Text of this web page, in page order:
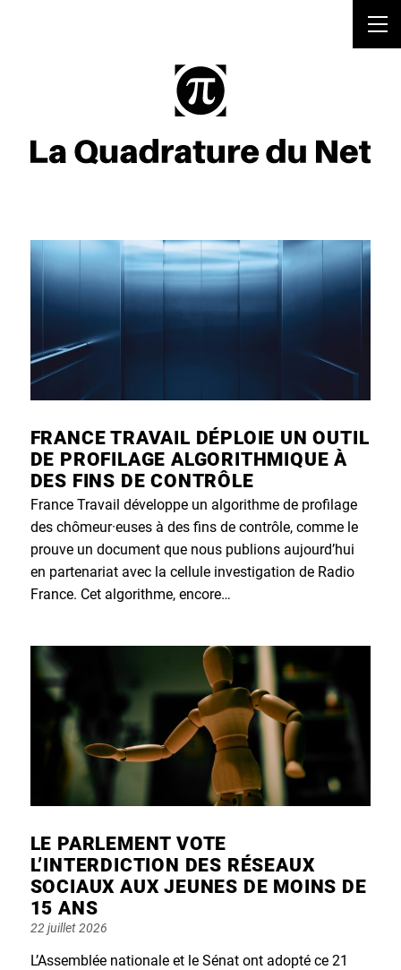
FRANCE TRAVAIL DÉPLOIE UN OUTIL
DE PROFILAGE ALGORITHMIQUE À
DES FINS DE CONTRÔLE
France Travail développe un algorithme de profilage
des chômeur·euses à des fins de contrôle, comme le
prouve un document que nous publions aujourd’hui
en partenariat avec la cellule investigation de Radio
France. Cet algorithme, encore…
LE PARLEMENT VOTE
L’INTERDICTION DES RÉSEAUX
SOCIAUX AUX JEUNES DE MOINS DE
15 ANS
Posted
on
22 juillet 2026
L’Assemblée nationale et le Sénat ont adopté ce 21